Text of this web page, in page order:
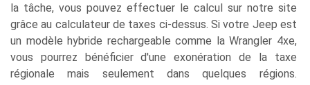
la tâche, vous pouvez effectuer le calcul sur notre site
grâce au calculateur de taxes ci-dessus. Si votre Jeep est
un modèle hybride rechargeable comme la Wrangler 4xe,
vous pourrez bénéficier d'une exonération de la taxe
régionale mais seulement dans quelques régions.